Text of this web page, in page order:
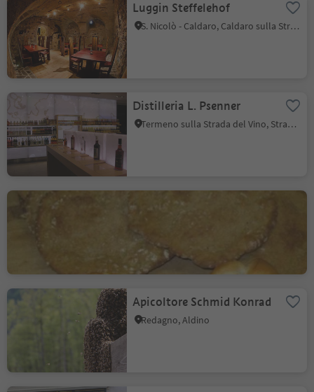
Luggin Steffelehof
S. Nicolò - Caldaro, Caldaro sulla Strada del Vino, Strada del Vino
Distilleria L. Psenner
Termeno sulla Strada del Vino, Strada del Vino
Panificio Aldeiner
Apicoltore Schmid Konrad
Redagno, Aldino